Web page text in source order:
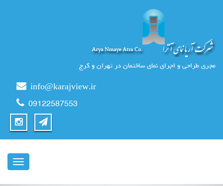
مجری طراحی و اجرای نمای ساختمان در تهران و کرج
info@karajview.ir
09122587553
ناوبری